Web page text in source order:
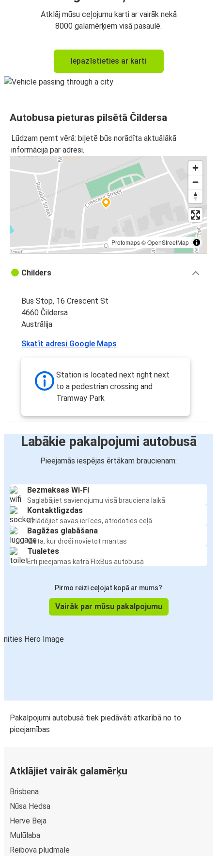
Atklāj mūsu ceļojumu karti ar vairāk nekā
8000 galamērķiem visā pasaulē.
Iepazīstieties ar karti
Autobusa pieturas pilsētā Čildersa
Lūdzam ņemt vērā: biļetē būs norādīta aktuālākā
informācija par adresi.
Protomaps©OpenStreetMap
Childers
Bus Stop, 16 Crescent St
4660 Čildersa
Austrālija
Skatīt adresi Google Maps
Station is located next right next
to a pedestrian crossing and
Tramway Park
Labākie pakalpojumi autobusā
Pieejamās iespējas ērtākam braucienam:
Bezmaksas Wi-Fi
Saglabājiet savienojumu visā brauciena laikā
Kontaktligzdas
Uzlādējiet savas ierīces, atrodoties ceļā
Bagāžas glabāšana
Vieta, kur droši novietot mantas
Tualetes
Ērti pieejamas katrā FlixBus autobusā
Pirmo reizi ceļojat kopā ar mums?
Vairāk par mūsu pakalpojumu
Pakalpojumi autobusā tiek piedāvāti atkarībā no to
pieejamības
Atklājiet vairāk galamērķu
Brisbena
Nūsa Hedsa
Hervė Beja
Mulūlaba
Reibova pludmale